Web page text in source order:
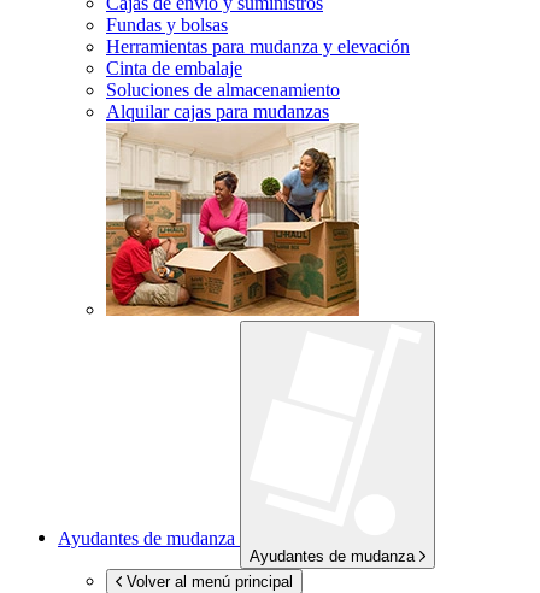
Fundas y bolsas
Herramientas para mudanza y elevación
Cinta de embalaje
Soluciones de almacenamiento
Alquilar cajas para mudanzas
Ayudantes de mudanza
Ayudantes de mudanza
Volver al menú principal